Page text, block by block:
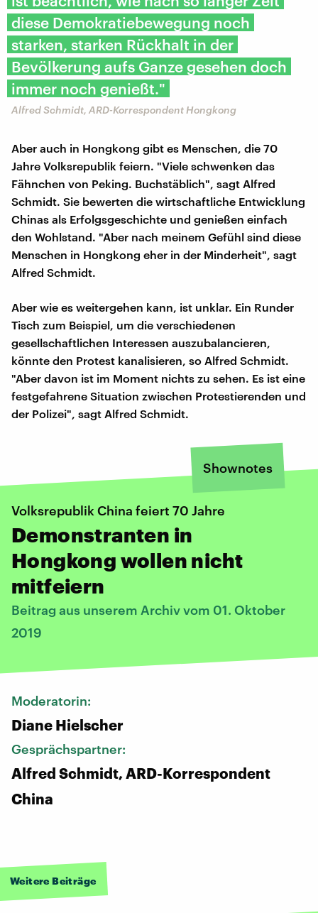
diese Demokratiebewegung noch
starken, starken Rückhalt in der
Bevölkerung aufs Ganze gesehen doch
immer noch genießt."
Alfred Schmidt, ARD-Korrespondent Hongkong
Aber auch in Hongkong gibt es Menschen, die 70
Jahre Volksrepublik feiern. "Viele schwenken das
Fähnchen von Peking. Buchstäblich", sagt Alfred
Schmidt. Sie bewerten die wirtschaftliche Entwicklung
Chinas als Erfolgsgeschichte und genießen einfach
den Wohlstand. "Aber nach meinem Gefühl sind diese
Menschen in Hongkong eher in der Minderheit", sagt
Alfred Schmidt.
Aber wie es weitergehen kann, ist unklar. Ein Runder
Tisch zum Beispiel, um die verschiedenen
gesellschaftlichen Interessen auszubalancieren,
könnte den Protest kanalisieren, so Alfred Schmidt.
"Aber davon ist im Moment nichts zu sehen. Es ist eine
festgefahrene Situation zwischen Protestierenden und
der Polizei", sagt Alfred Schmidt.
Shownotes
Volksrepublik China feiert 70 Jahre
Demonstranten in
Hongkong wollen nicht
mitfeiern
Beitrag aus unserem Archiv vom 01. Oktober
2019
Moderatorin:
Diane Hielscher
Gesprächspartner:
Alfred Schmidt, ARD-Korrespondent
China
Weitere Beiträge